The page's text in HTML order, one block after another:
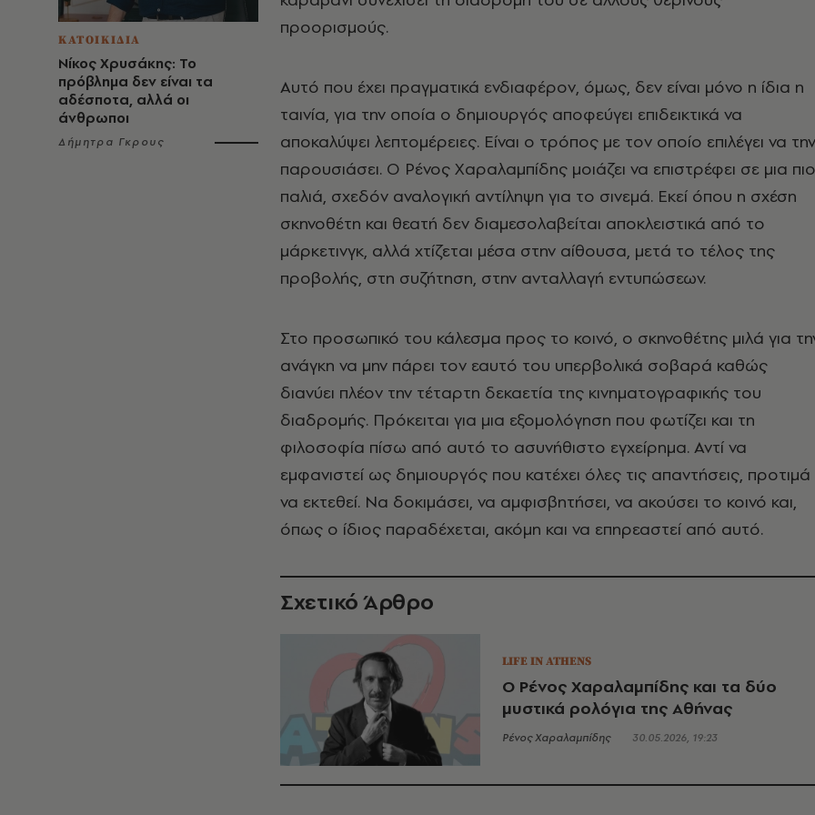
ΚΑΤΟΙΚΙΔΙΑ
Νίκος Χρυσάκης: Το
πρόβλημα δεν είναι τα
αδέσποτα, αλλά οι
άνθρωποι
Δήμητρα Γκρους
προορισμούς.
Αυτό που έχει πραγματικά ενδιαφέρον, όμως, δεν είναι μόνο η ίδια η
ταινία, για την οποία ο δημιουργός αποφεύγει επιδεικτικά να
αποκαλύψει λεπτομέρειες. Είναι ο τρόπος με τον οποίο επιλέγει να την
παρουσιάσει. Ο Ρένος Χαραλαμπίδης μοιάζει να επιστρέφει σε μια πιο
παλιά, σχεδόν αναλογική αντίληψη για το σινεμά. Εκεί όπου η σχέση
σκηνοθέτη και θεατή δεν διαμεσολαβείται αποκλειστικά από το
μάρκετινγκ, αλλά χτίζεται μέσα στην αίθουσα, μετά το τέλος της
προβολής, στη συζήτηση, στην ανταλλαγή εντυπώσεων.
Στο προσωπικό του κάλεσμα προς το κοινό, ο σκηνοθέτης μιλά για
ανάγκη να μην πάρει τον εαυτό του υπερβολικά σοβαρά καθώς
διανύει πλέον την τέταρτη δεκαετία της κινηματογραφικής του
διαδρομής. Πρόκειται για μια εξομολόγηση που φωτίζει και τη
φιλοσοφία πίσω από αυτό το ασυνήθιστο εγχείρημα. Αντί να
εμφανιστεί ως δημιουργός που κατέχει όλες τις απαντήσεις, προτιμά
να εκτεθεί. Να δοκιμάσει, να αμφισβητήσει, να ακούσει το κοινό και,
όπως ο ίδιος παραδέχεται, ακόμη και να επηρεαστεί από αυτό.
Σχετικό Άρθρο
LIFE IN ATHENS
Ο Ρένος Χαραλαμπίδης και τα δύο
μυστικά ρολόγια της Αθήνας
Ρένος Χαραλαμπίδης 30.05.2026, 19:23